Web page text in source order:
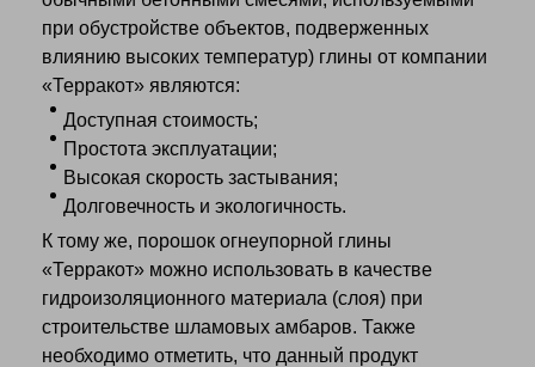
при обустройстве объектов, подверженных
влиянию высоких температур) глины от компании
«Терракот» являются:
Доступная стоимость;
Простота эксплуатации;
Высокая скорость застывания;
Долговечность и экологичность.
К тому же, порошок огнеупорной глины
«Терракот» можно использовать в качестве
гидроизоляционного материала (слоя) при
строительстве шламовых амбаров. Также
необходимо отметить, что данный продукт